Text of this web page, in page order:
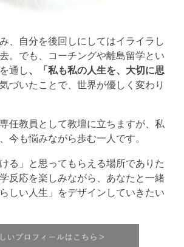
、自分を後回しにしてはイライラし
。でも、コーチングや離島留学とい
通し、「私も私の人生を、大切に思
づいたことで、世界が優しく変わり
任教員として教壇に立ちますが、私
今も悩みながら歩む一人です。
る」と思ってもらえる場所でありた
反応を楽しみながら、あなたと一緒
しい人生」をデザインしていきたい